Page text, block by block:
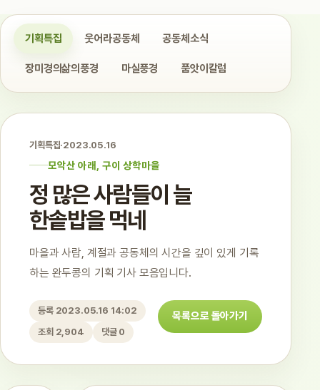
기획특집 웃어라공동체 공동체소식
장미경의삶의풍경 마실풍경 품앗이칼럼
기획특집·2023.05.16
모악산 아래, 구이 상학마을
정 많은 사람들이 늘
한솥밥을 먹네
마을과 사람, 계절과 공동체의 시간을 깊이 있게 기록
하는 완두콩의 기획 기사 모음입니다.
등록 2023.05.16 14:02
조회 2,904
댓글 0
목록으로 돌아가기